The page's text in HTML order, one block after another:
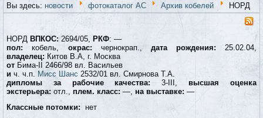
Вы здесь:новости фотокаталог АС Архив кобелей НОРД
НОРД ВПКОС:2694/05, РКФ: —
пол: кобель, окрас: чернокрап., дата рождения:25.02.04,
владелец: Китов В.А, г. Москва
от Бима-II 2466/98 вл. Васильев
и ч. ч.п. Мисс Шанс 2532/01 вл. Смирнова Т.А.
дипломы за рабочие качества: 3-III, высшая оценка
экстерьера: отл.,плем. класс: —,на выставке: —
Классные потомки: нет